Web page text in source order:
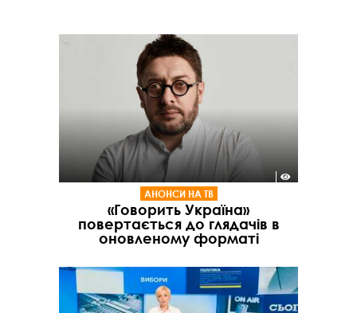
АНОНСИ НА ТВ
«Говорить Україна»
повертається до глядачів в
оновленому форматі